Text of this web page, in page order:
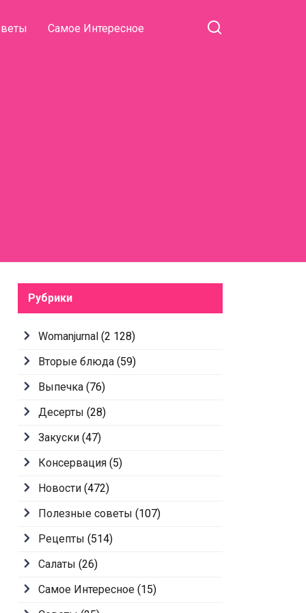
Самое Интересное
Рубрики
Womanjurnal (2 128)
Вторые блюда (59)
Выпечка (76)
Десерты (28)
Закуски (47)
Консервация (5)
Новости (472)
Полезные советы (107)
Рецепты (514)
Салаты (26)
Самое Интересное (15)